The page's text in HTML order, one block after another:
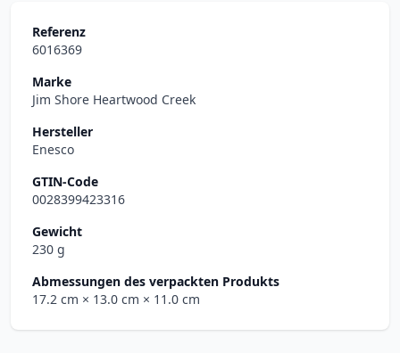
Referenz
6016369
Marke
Jim Shore Heartwood Creek
Hersteller
Enesco
GTIN-Code
0028399423316
Gewicht
230 g
Abmessungen des verpackten Produkts
17.2 cm × 13.0 cm × 11.0 cm